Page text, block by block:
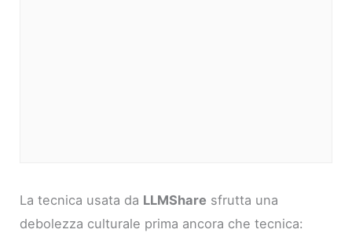
La tecnica usata da LLMShare sfrutta una
debolezza culturale prima ancora che tecnica: